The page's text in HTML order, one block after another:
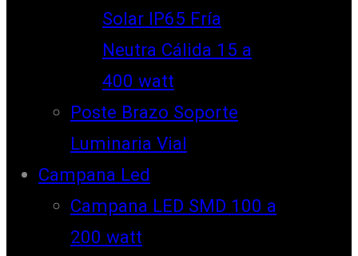
Solar IP65 Fría
Neutra Cálida 15 a
400 watt
Poste Brazo Soporte
Luminaria Vial
Campana Led
Campana LED SMD 100 a
200 watt